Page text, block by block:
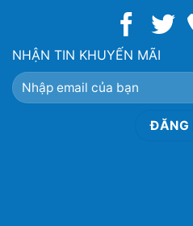
NHẬN TIN KHUYẾN MÃI